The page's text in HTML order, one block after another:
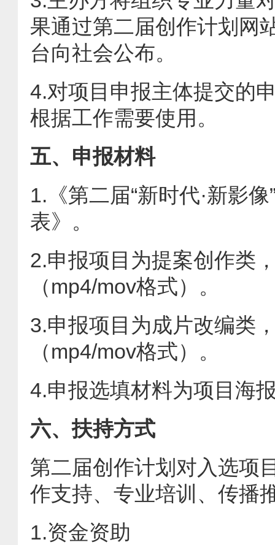
果通过第二届创作计划网
台向社会公布。
4.对项目申报主体提交的
根据工作需要使用。
五、申报材料
1.《第二届“新时代·新影
表》。
2.申报项目为提案创作类
（mp4/mov格式）。
3.申报项目为成片改编类
（mp4/mov格式）。
4.申报选填材料为项目海
六、扶持方式
第二届创作计划对入选项
作支持、专业培训、传播
1.资金资助